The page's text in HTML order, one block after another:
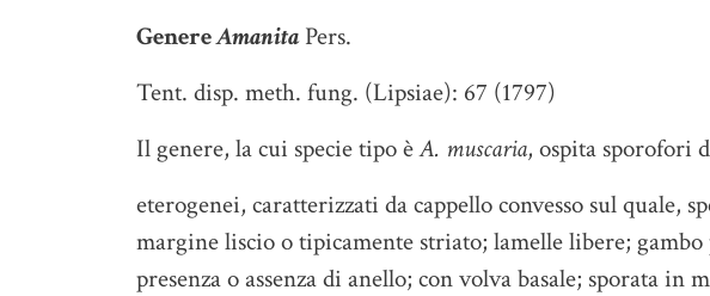
GenereAmanitaPers.
Tent. disp. meth. fung. (Lipsiae): 67 (1797)
Il genere, la cui specie tipo èA. muscaria, ospita sporofori
eterogenei, caratterizzati da cappello convesso sul quale,
margine liscio o tipicamente striato; lamelle libere; gambo
presenza o assenza di anello; con volva basale; sporata in